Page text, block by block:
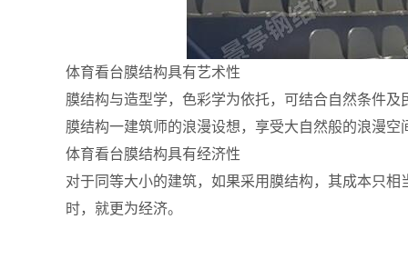
体育看台膜结构具有艺术性
膜结构与造型学，色彩学为依托，可结合自然条件
膜结构一建筑师的浪漫设想，享受大自然般的浪漫空
体育看台膜结构具有经济性
对于同等大小的建筑，如果采用膜结构，其成本只
时，就更为经济。